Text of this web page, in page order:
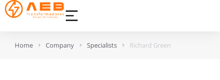
Home Company Specialists Richard Green